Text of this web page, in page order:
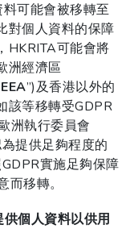
可能會被移轉至
對個人資料的保障
HKRITA可能會將
洲經濟區
EEA”)及香港以外的
該等移轉受GDPR
洲執行委員會
提供足夠程度的
實施足夠保障
移轉。
個人資料以供用